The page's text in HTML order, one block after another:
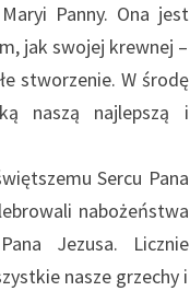
Panny. Ona jest
jak swojej krewnej –
stworzenie. W środę
naszą najlepszą i
Sercu Pana
nabożeństwa
Jezusa. Licznie
nasze grzechy i